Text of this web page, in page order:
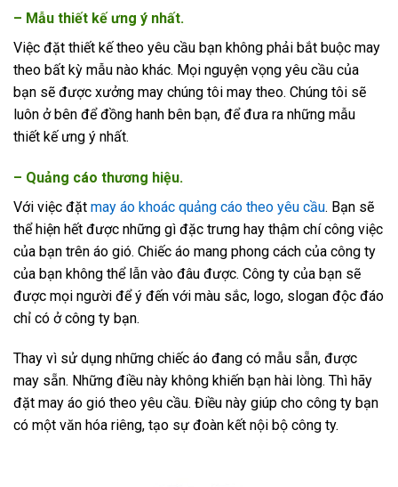
– Mẫu thiết kế ưng ý nhất.
Việc đặt thiết kế theo yêu cầu bạn không phải bắt buộc may
theo bất kỳ mẫu nào khác. Mọi nguyện vọng yêu cầu của
bạn sẽ được xưởng may chúng tôi may theo. Chúng tôi sẽ
luôn ở bên để đồng hanh bên bạn, để đưa ra những mẫu
thiết kế ưng ý nhất.
– Quảng cáo thương hiệu.
Với việc đặt may áo khoác quảng cáo theo yêu cầu. Bạn sẽ
thể hiện hết được những gì đặc trưng hay thậm chí công việc
của bạn trên áo gió. Chiếc áo mang phong cách của công ty
của bạn không thể lẫn vào đâu được. Công ty của bạn sẽ
được mọi người để ý đến với màu sắc, logo, slogan độc đáo
chỉ có ở công ty bạn.
Thay vì sử dụng những chiếc áo đang có mẫu sẵn, được
may sẵn. Những điều này không khiến bạn hài lòng. Thì hãy
đặt may áo gió theo yêu cầu. Điều này giúp cho công ty bạn
có một văn hóa riêng, tạo sự đoàn kết nội bộ công ty.